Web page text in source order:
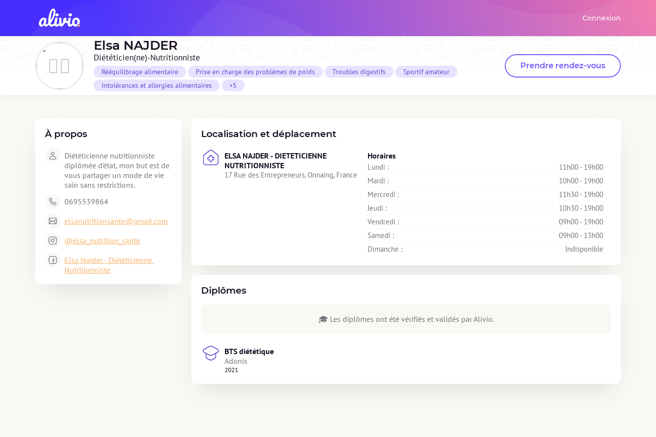
Connexion
Elsa NAJDER
Diététicien(ne)-Nutritionniste
Rééquilibrage alimentaire Prise en charge des problèmes de poids Troubles digestifs
Sportif amateur
Intolérances et allergies alimentaires
+5
Prendre rendez-vous
À propos
Diététicienne nutritionniste
diplômée d'état, mon but est de
vous partager un mode de vie
sain sans restrictions.
0695539864
elsanutritionsante@gmail.com
@elsa_nutrition_sante
Elsa Najder - Diététicienne
Nutritionniste
Localisation et déplacement
ELSA NAJDER - DIETETICIENNE
NUTRITIONNISTE
17 Rue des Entrepreneurs, Onnaing, France
Horaires
Lundi :
11h00 - 19h00
Mardi :
10h00 - 19h00
Mercredi :
11h30 - 19h00
Jeudi :
10h30 - 19h00
Vendredi :
09h00 - 19h00
Samedi :
09h00 - 13h00
Dimanche :
Indisponible
Diplômes
🎓 Les diplômes ont été vérifiés et validés par Alivio.
BTS diététique
Adonis
2021